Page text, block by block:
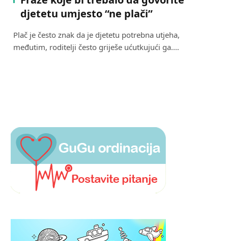
djetetu umjesto “ne plači”
Plač je često znak da je djetetu potrebna utjeha,
međutim, roditelji često griješe ućutkujući ga.…